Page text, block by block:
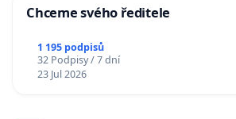
Chceme svého ředitele
1 195 podpisů
32 Podpisy / 7 dní
23 Jul 2026